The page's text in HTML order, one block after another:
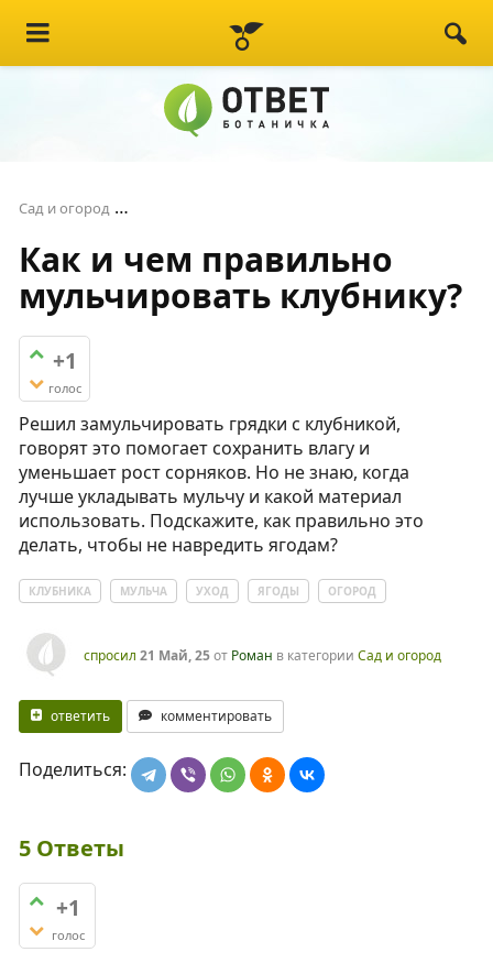
Сад и огород
Как и чем правильно
мульчировать клубнику?
+1
голос
Решил замульчировать грядки с клубникой,
говорят это помогает сохранить влагу и
уменьшает рост сорняков. Но не знаю, когда
лучше укладывать мульчу и какой материал
использовать. Подскажите, как правильно это
делать, чтобы не навредить ягодам?
КЛУБНИКА МУЛЬЧА УХОД ЯГОДЫ ОГОРОД
спросил 21 Май, 25от Роман в категории Сад и огород
ответить комментировать
Поделиться:
5 Ответы
+1
голос